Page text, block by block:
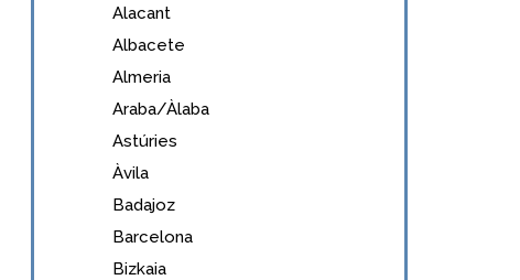
Alacant
Albacete
Almeria
Araba/Àlaba
Astúries
Àvila
Badajoz
Barcelona
Bizkaia